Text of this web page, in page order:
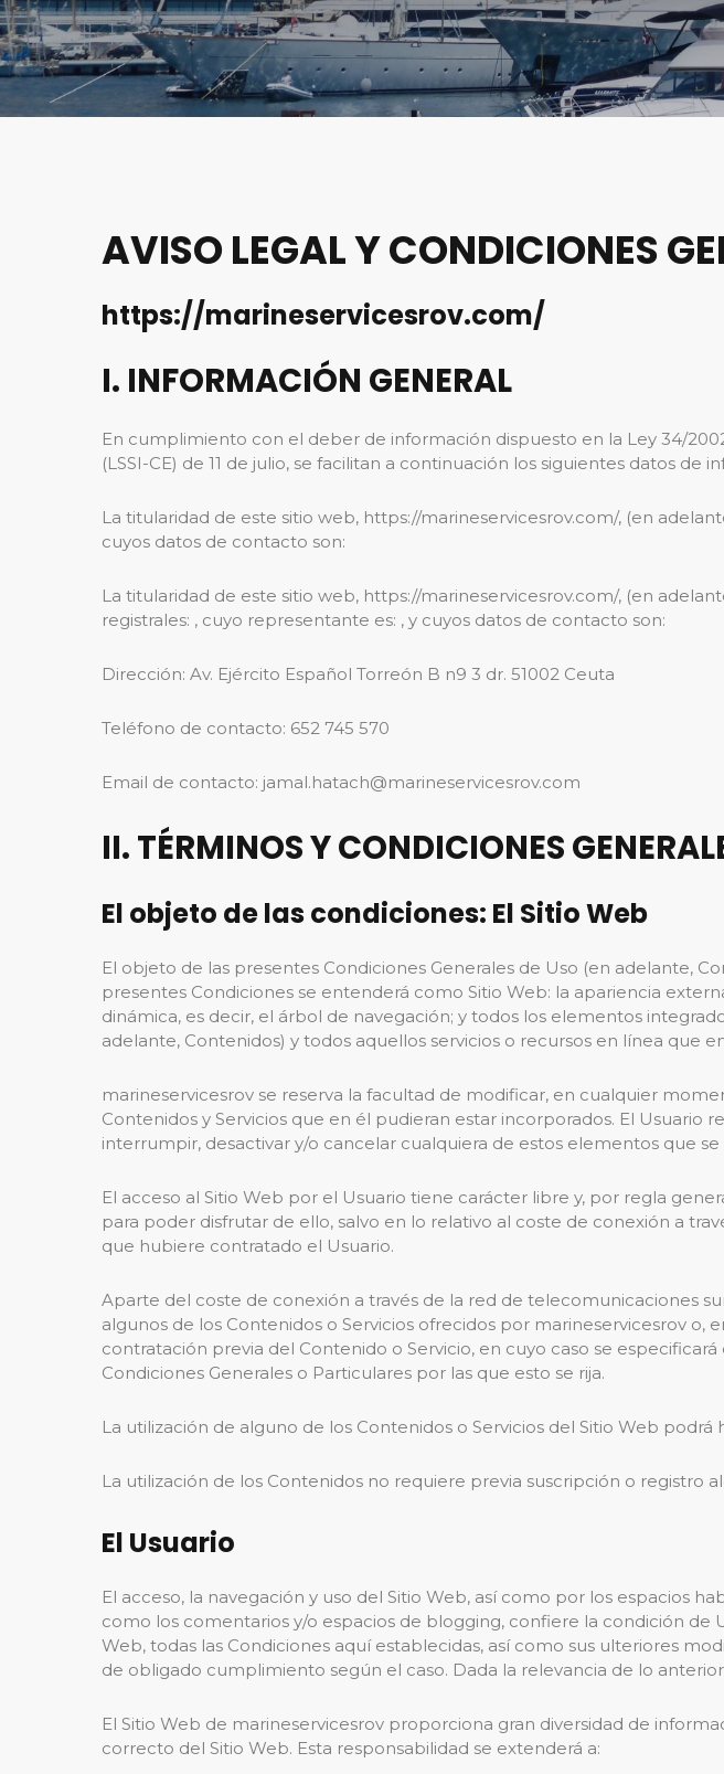
AVISO LEGAL Y CONDICIONES
https://marineservicesrov.com/
I. INFORMACIÓN GENERAL
En cumplimiento con el deber de información dispuesto en la Ley 34/
(LSSI-CE) de 11 de julio, se facilitan a continuación los siguientes datos de
La titularidad de este sitio web, https://marineservicesrov.com/, (en
cuyos datos de contacto son:
La titularidad de este sitio web, https://marineservicesrov.com/, (en
registrales: , cuyo representante es: , y cuyos datos de contacto son:
Dirección: Av. Ejército Español Torreón B n9 3 dr. 51002 Ceuta
Teléfono de contacto: 652 745 570
Email de contacto: jamal.hatach@marineservicesrov.com
II. TÉRMINOS Y CONDICIONES
El objeto de las condiciones: El Sitio Web
El objeto de las presentes Condiciones Generales de Uso (en adelante,
presentes Condiciones se entenderá como Sitio Web: la apariencia
dinámica, es decir, el árbol de navegación; y todos los elementos
adelante, Contenidos) y todos aquellos servicios o recursos en línea que
marineservicesrov se reserva la facultad de modificar, en cualquier
Contenidos y Servicios que en él pudieran estar incorporados. El
interrumpir, desactivar y/o cancelar cualquiera de estos elementos que
El acceso al Sitio Web por el Usuario tiene carácter libre y, por regla
para poder disfrutar de ello, salvo en lo relativo al coste de conexión a
que hubiere contratado el Usuario.
Aparte del coste de conexión a través de la red de telecomunicaciones
algunos de los Contenidos o Servicios ofrecidos por marineservicesrov o,
contratación previa del Contenido o Servicio, en cuyo caso se
Condiciones Generales o Particulares por las que esto se rija.
La utilización de alguno de los Contenidos o Servicios del Sitio Web
La utilización de los Contenidos no requiere previa suscripción o registro
El Usuario
El acceso, la navegación y uso del Sitio Web, así como por los espacios
como los comentarios y/o espacios de blogging, confiere la condición de
Web, todas las Condiciones aquí establecidas, así como sus ulteriores
de obligado cumplimiento según el caso. Dada la relevancia de lo
El Sitio Web de marineservicesrov proporciona gran diversidad de
correcto del Sitio Web. Esta responsabilidad se extenderá a: